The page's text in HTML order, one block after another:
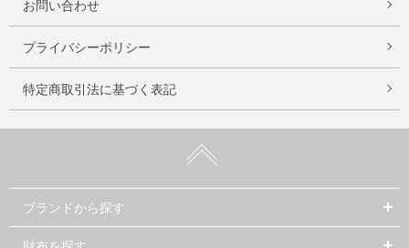
お問い合わせ
プライバシーポリシー
特定商取引法に基づく表記
ブランドから探す